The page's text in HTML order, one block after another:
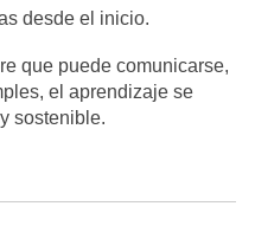
desde el inicio.
que puede comunicarse,
el aprendizaje se
sostenible.